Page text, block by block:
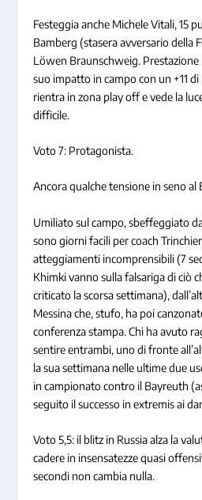
Festeggia anche Michele Vitali, 15
Bamberg (stasera avversario della
Löwen Braunschweig.
suo impatto in campo con un +11
rientra in zona play off e vede la
difficile.
Voto 7: Protagonista.
Ancora qualche tensione in seno al
Umiliato sul campo, sbeffeggiato
sono giorni facili per coach
atteggiamenti incomprensibili (7
Khimki vanno sulla falsariga di ciò
criticato la scorsa settimana),
Messina che, stufo, ha poi
conferenza stampa. Chi ha avuto
sentire entrambi, uno di fronte
la sua settimana nelle ultime due
in campionato contro il Bayreuth
seguito il successo in extremis ai
Voto 5,5: il blitz in Russia alza la
cadere in insensatezze quasi
secondi non cambia nulla.